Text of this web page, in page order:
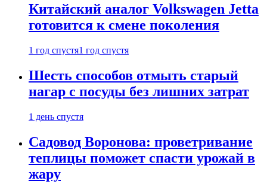
Китайский аналог Volkswagen Jetta
готовится к смене поколения
1 год спустя1 год спустя
Шесть способов отмыть старый
нагар с посуды без лишних затрат
1 день спустя
Садовод Воронова: проветривание
теплицы поможет спасти урожай в
жару